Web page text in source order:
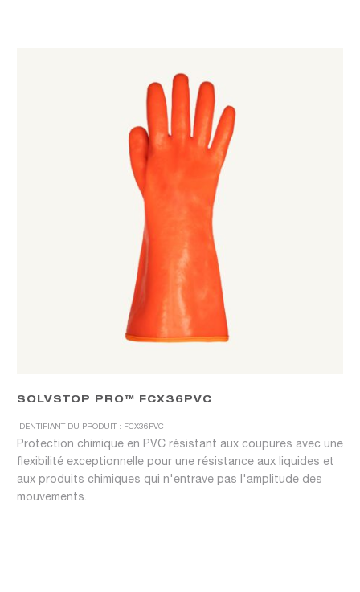
SOLVSTOP PRO™ FCX36PVC
IDENTIFIANT DU PRODUIT : FCX36PVC
Protection chimique en PVC résistant aux coupures avec une
flexibilité exceptionnelle pour une résistance aux liquides et
aux produits chimiques qui n'entrave pas l'amplitude des
mouvements.